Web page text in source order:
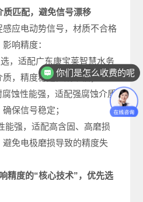
匹配，避免信号漂移
应电动势信号，材质不合格
响精度：
，适配广东康宝莱智慧水务
，精度稳定，成本低；
蚀性能强，适配强腐蚀介质
保信号稳定；
能强，适配高含固、高磨损
免电极磨损导致的精度失
度的“核心技术”，优先选
你们是怎么收费的呢